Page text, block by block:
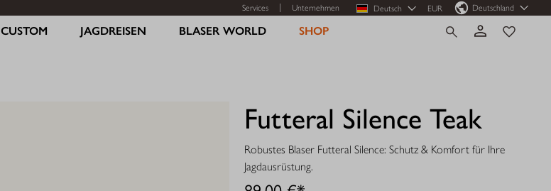
Services Unternehmen Deutsch EUR Deutschland
CUSTOM JAGDREISEN BLASER WORLD SHOP
Futteral Silence Teak
Robustes Blaser Futteral Silence: Schutz & Komfort für Ihre
Jagdausrüstung.